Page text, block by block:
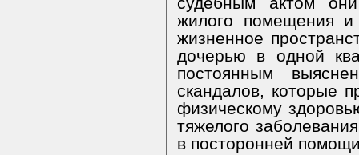
жилого помещения
жизненное
дочерью в одной
постоянным
скандалов, которые
физическому
тяжелого
в посторонней